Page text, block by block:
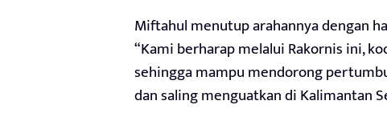
Miftahul menutup arahannya dengan
“Kami berharap melalui Rakornis ini,
sehingga mampu mendorong
dan saling menguatkan di Kalimantan